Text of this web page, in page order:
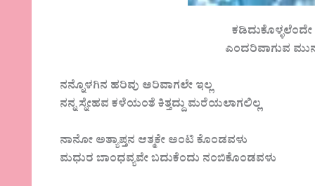
ಕಡಿದುಕೊಳ್ಳಲೆಂದೇ
ಎಂದರಿವಾಗುವ
ನನ್ನೊಳಗಿನ ಹರಿವು ಅರಿವಾಗಲೇ ಇಲ್ಲ
ನನ್ನ ಸ್ನೇಹವ ಕಳೆಯಂತೆ ಕಿತ್ತದ್ದು ಮರೆಯಲಾಗಲಿಲ್ಲ
ನಾನೋ ಅತ್ಯಾಪ್ತನ ಆತ್ಮಕೇ ಅಂಟಿ ಕೊಂಡವಳು
ಮಧುರ ಬಾಂಧವ್ಯವೇ ಬದುಕೆಂದು ನಂಬಿಕೊಂಡವಳು